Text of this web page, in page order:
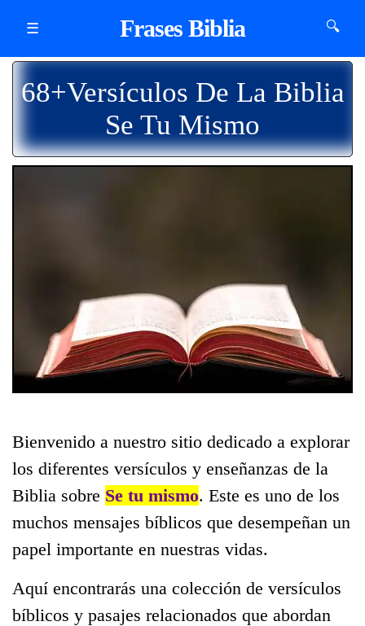
☰ Frases Biblia 🔍
68+Versículos De La Biblia
Se Tu Mismo
Bienvenido a nuestro sitio dedicado a explorar
los diferentes versículos y enseñanzas de la
Biblia sobre Se tu mismo. Este es uno de los
muchos mensajes bíblicos que desempeñan un
papel importante en nuestras vidas.
Aquí encontrarás una colección de versículos
bíblicos y pasajes relacionados que abordan